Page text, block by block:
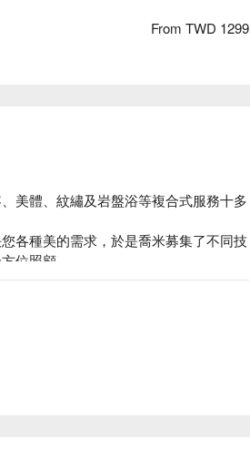
From TWD 1299
美體、紋繡及岩盤浴等複合式服務十多
各種美的需求，於是喬米募集了不同技
位照顧。
街夜市，餐飲店家林立方便療程結束